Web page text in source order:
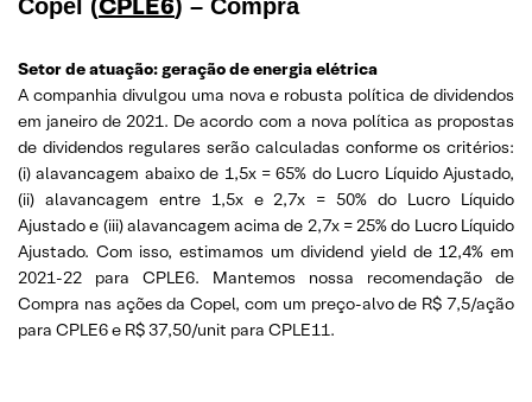
Copel (CPLE6) – Compra
Setor de atuação: geração de energia elétrica
A companhia divulgou uma nova e robusta política de dividendos
em janeiro de 2021. De acordo com a nova política as propostas
de dividendos regulares serão calculadas conforme os critérios:
(i) alavancagem abaixo de 1,5x = 65% do Lucro Líquido Ajustado,
(ii) alavancagem entre 1,5x e 2,7x = 50% do Lucro Líquido
Ajustado e (iii) alavancagem acima de 2,7x = 25% do Lucro Líquido
Ajustado. Com isso, estimamos um dividend yield de 12,4% em
2021-22 para CPLE6. Mantemos nossa recomendação de
Compra nas ações da Copel, com um preço-alvo de R$ 7,5/ação
para CPLE6 e R$ 37,50/unit para CPLE11.